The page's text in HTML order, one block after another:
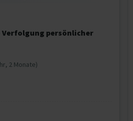
Verfolgung persönlicher
2 Monate)